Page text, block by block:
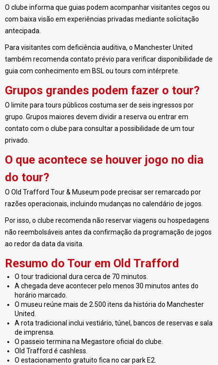
O clube informa que guias podem acompanhar visitantes cegos ou
com baixa visão em experiências privadas mediante solicitação
antecipada.
Para visitantes com deficiência auditiva, o Manchester United
também recomenda contato prévio para verificar disponibilidade de
guia com conhecimento em BSL ou tours com intérprete.
Grupos grandes podem fazer o tour?
O limite para tours públicos costuma ser de seis ingressos por
grupo. Grupos maiores devem dividir a reserva ou entrar em
contato com o clube para consultar a possibilidade de um tour
privado.
O que acontece se houver jogo no dia
do tour?
O Old Trafford Tour & Museum pode precisar ser remarcado por
razões operacionais, incluindo mudanças no calendário de jogos.
Por isso, o clube recomenda não reservar viagens ou hospedagens
não reembolsáveis antes da confirmação da programação de jogos
ao redor da data da visita.
Resumo do Tour em Old Trafford
O tour tradicional dura cerca de 70 minutos.
A chegada deve acontecer pelo menos 30 minutos antes do
horário marcado.
O museu reúne mais de 2.500 itens da história do Manchester
United.
A rota tradicional inclui vestiário, túnel, bancos de reservas e sala
de imprensa.
O passeio termina na Megastore oficial do clube.
Old Trafford é cashless.
O estacionamento gratuito fica no car park E2.